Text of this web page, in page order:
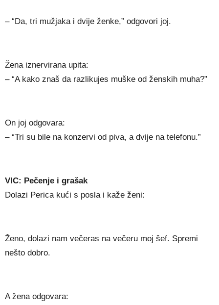
– “Da, tri mužjaka i dvije ženke,” odgovori joj.
Žena iznervirana upita:
– “A kako znaš da razlikujes muške od ženskih muha?”
On joj odgovara:
– “Tri su bile na konzervi od piva, a dvije na telefonu.”
VIC: Pečenje i grašak
Dolazi Perica kući s posla i kaže ženi:
Ženo, dolazi nam večeras na večeru moj šef. Spremi
nešto dobro.
A žena odgovara: